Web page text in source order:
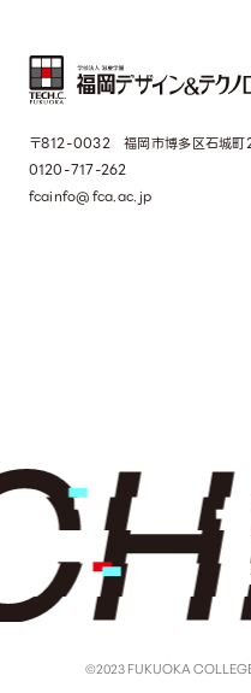
〒812-0032 福岡市博多区石城町
0120-717-262
fcainfo@fca.ac.jp
©2023 FUKUOKA